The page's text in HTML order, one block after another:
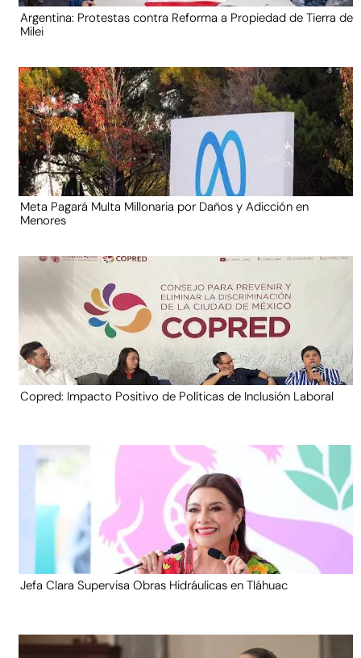
Argentina: Protestas contra Reforma a Propiedad de Tierra de
Milei
Meta Pagará Multa Millonaria por Daños y Adicción en
Menores
Copred: Impacto Positivo de Políticas de Inclusión Laboral
Jefa Clara Supervisa Obras Hidráulicas en Tláhuac